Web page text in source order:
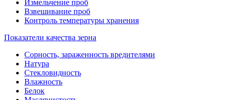
Измельчение проб
Взвешивание проб
Контроль температуры хранения
Показатели качества зерна
Сорность, зараженность вредителями
Натура
Стекловидность
Влажность
Белок